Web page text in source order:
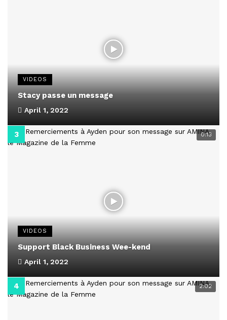
VIDEOS
Stacy passe un message
April 1, 2022
0:13
VIDEOS
Support Black Business Wee-kend
April 1, 2022
2:02